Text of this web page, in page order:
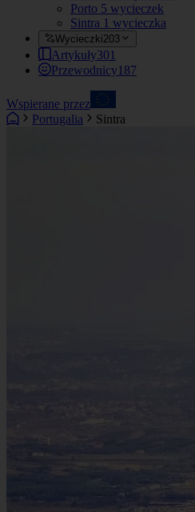
Porto 5 wycieczek
Sintra 1 wycieczka
Wycieczki203
Artykuły301
Przewodnicy187
Wspierane przez
Portugalia
Sintra